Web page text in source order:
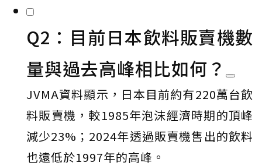
Q2：目前日本飲料販賣機數
量與過去高峰相比如何？
JVMA資料顯示，日本目前約有220萬台飲
料販賣機，較1985年泡沫經濟時期的頂峰
減少23%；2024年透過販賣機售出的飲料
也遠低於1997年的高峰。